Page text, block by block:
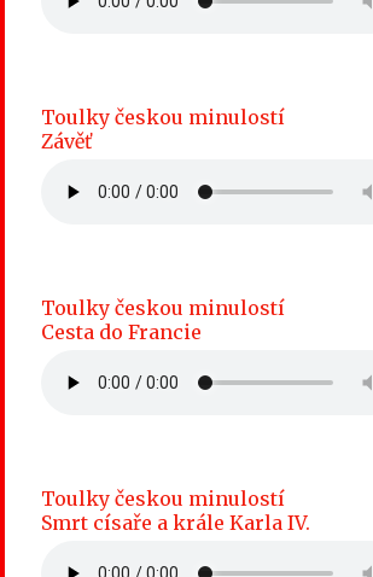
Toulky českou minulostí
Závěť
Toulky českou minulostí
Cesta do Francie
Toulky českou minulostí
Smrt císaře a krále Karla IV.